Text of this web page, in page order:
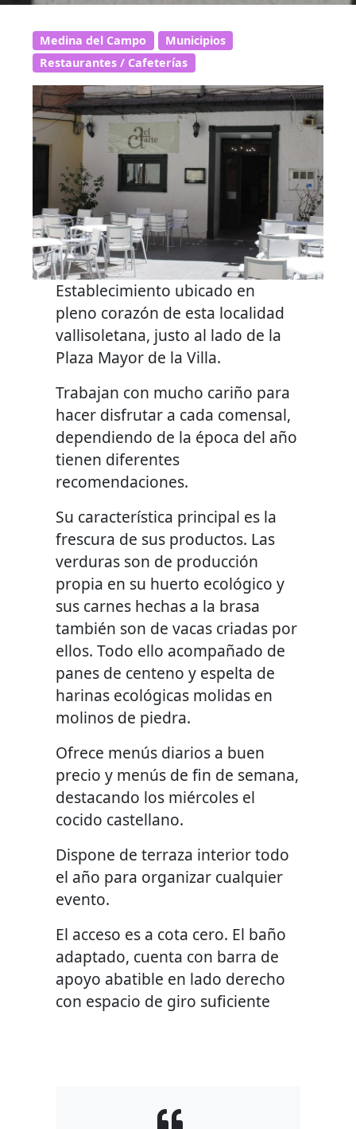
Medina del Campo
Municipios
Restaurantes / Cafeterías
Establecimiento ubicado en
pleno corazón de esta localidad
vallisoletana, justo al lado de la
Plaza Mayor de la Villa.
Trabajan con mucho cariño para
hacer disfrutar a cada comensal,
dependiendo de la época del año
tienen diferentes
recomendaciones.
Su característica principal es la
frescura de sus productos. Las
verduras son de producción
propia en su huerto ecológico y
sus carnes hechas a la brasa
también son de vacas criadas por
ellos. Todo ello acompañado de
panes de centeno y espelta de
harinas ecológicas molidas en
molinos de piedra.
Ofrece menús diarios a buen
precio y menús de fin de semana,
destacando los miércoles el
cocido castellano.
Dispone de terraza interior todo
el año para organizar cualquier
evento.
El acceso es a cota cero. El baño
adaptado, cuenta con barra de
apoyo abatible en lado derecho
con espacio de giro suficiente